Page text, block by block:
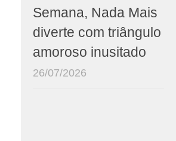
Semana, Nada Mais
diverte com triângulo
amoroso inusitado
26/07/2026